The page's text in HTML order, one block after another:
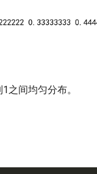
之间均匀分布。